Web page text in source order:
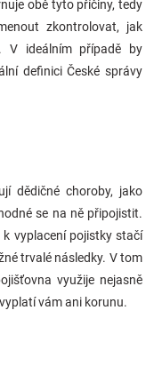
obě tyto příčiny, tedy
zkontrolovat, jak
V ideálním případě by
definici České správy
dědičné choroby, jako
se na ně připojistit.
vyplacení pojistky stačí
trvalé následky. V tom
využije nejasně
vám ani korunu.